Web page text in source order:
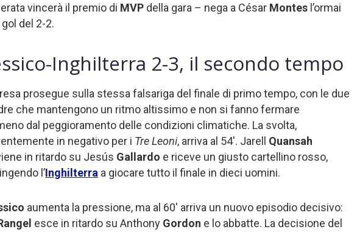
vincerà il premio di MVP della gara – nega a César Montes l’ormai
del 2-2.
Inghilterra 2-3, il secondo tempo
prosegue sulla stessa falsariga del finale di primo tempo, con le due
che mantengono un ritmo altissimo e non si fanno fermare
dal peggioramento delle condizioni climatiche. La svolta,
in negativo per i Tre Leoni, arriva al 54′. Jarell Quansah
in ritardo su Jesús Gallardo e riceve un giusto cartellino rosso,
l’Inghilterra a giocare tutto il finale in dieci uomini.
aumenta la pressione, ma al 60′ arriva un nuovo episodio decisivo:
esce in ritardo su Anthony Gordon e lo abbatte. La decisione del